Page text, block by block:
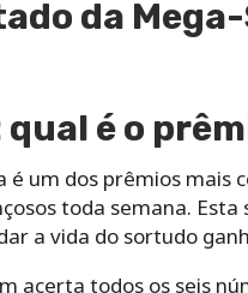
da
é o
um dos prêmios mais
toda semana.
a vida do sortudo
acerta todos os seis